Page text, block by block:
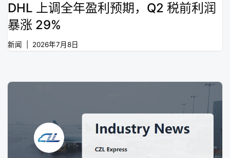
DHL 上调全年盈利预期，Q2 税前利润
暴涨 29%
新闻 2026年7月8日